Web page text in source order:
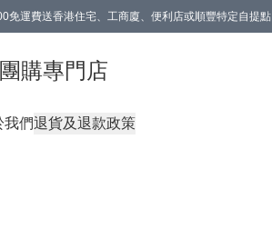
運費送香港住宅、工商廈、便利店或順豐特定自提點
購專門店
我們退貨及退款政策